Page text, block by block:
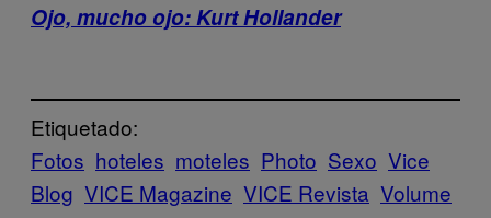
Ojo, mucho ojo: Kurt Hollander
Etiquetado:
Fotos hoteles moteles Photo Sexo Vice
Blog VICE Magazine VICE Revista Volume